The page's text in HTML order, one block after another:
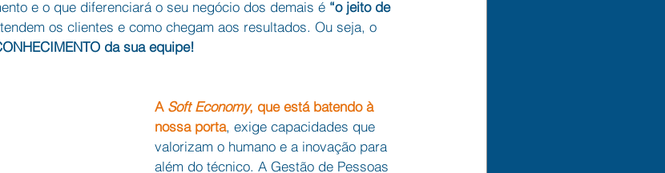
e o que diferenciará o seu negócio dos demais é “o jeito de
os clientes e como chegam aos resultados. Ou seja, o
da sua equipe!
A Soft Economy, que está batendo à
nossa porta, exige capacidades que
valorizam o humano e a inovação para
além do técnico. A Gestão de Pessoas